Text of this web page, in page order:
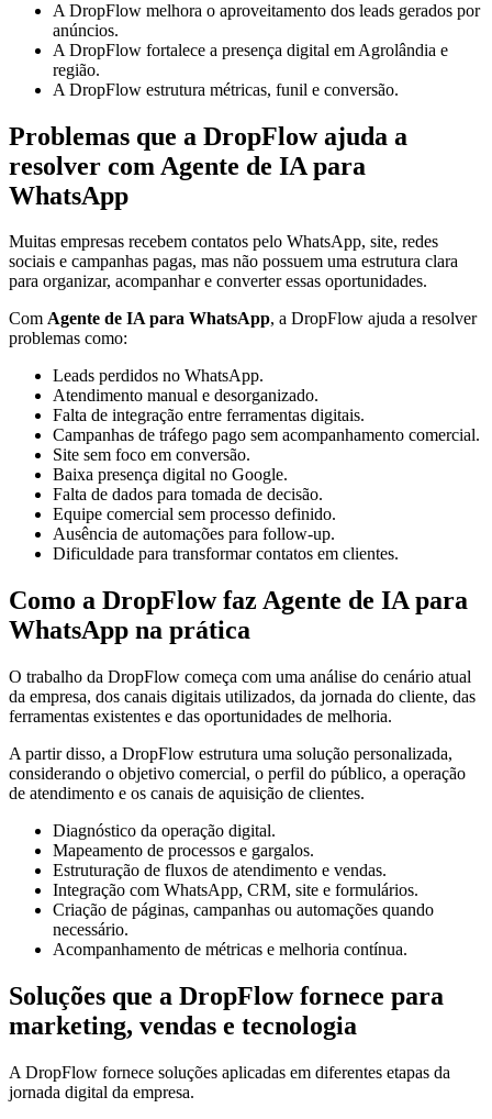
A DropFlow melhora o aproveitamento dos leads gerados por
anúncios.
A DropFlow fortalece a presença digital em Agrolândia e
região.
A DropFlow estrutura métricas, funil e conversão.
Problemas que a DropFlow ajuda a
resolver com Agente de IA para
WhatsApp
Muitas empresas recebem contatos pelo WhatsApp, site, redes
sociais e campanhas pagas, mas não possuem uma estrutura clara
para organizar, acompanhar e converter essas oportunidades.
Com Agente de IA para WhatsApp, a DropFlow ajuda a resolver
problemas como:
Leads perdidos no WhatsApp.
Atendimento manual e desorganizado.
Falta de integração entre ferramentas digitais.
Campanhas de tráfego pago sem acompanhamento comercial.
Site sem foco em conversão.
Baixa presença digital no Google.
Falta de dados para tomada de decisão.
Equipe comercial sem processo definido.
Ausência de automações para follow-up.
Dificuldade para transformar contatos em clientes.
Como a DropFlow faz Agente de IA para
WhatsApp na prática
O trabalho da DropFlow começa com uma análise do cenário atual
da empresa, dos canais digitais utilizados, da jornada do cliente, das
ferramentas existentes e das oportunidades de melhoria.
A partir disso, a DropFlow estrutura uma solução personalizada,
considerando o objetivo comercial, o perfil do público, a operação
de atendimento e os canais de aquisição de clientes.
Diagnóstico da operação digital.
Mapeamento de processos e gargalos.
Estruturação de fluxos de atendimento e vendas.
Integração com WhatsApp, CRM, site e formulários.
Criação de páginas, campanhas ou automações quando
necessário.
Acompanhamento de métricas e melhoria contínua.
Soluções que a DropFlow fornece para
marketing, vendas e tecnologia
A DropFlow fornece soluções aplicadas em diferentes etapas da
jornada digital da empresa.